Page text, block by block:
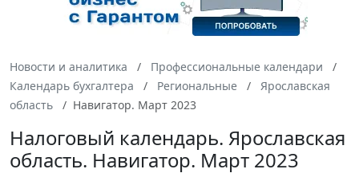
Новости и аналитика
Профессиональные календари
Календарь бухгалтера
Региональные
Ярославская
область
Навигатор. Март 2023
Налоговый календарь. Ярославская
область. Навигатор. Март 2023